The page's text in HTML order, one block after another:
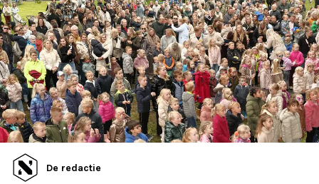
Vacatures
Adverteren
Adreswijziging
Contact
De redactie